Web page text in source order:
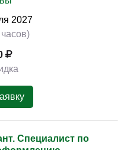
2027
Специалист по